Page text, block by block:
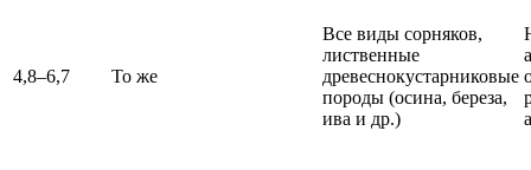
4,8–6,7 То же
Все виды сорняков,
лиственные
древеснокустарниковые
породы (осина, береза,
ива и др.)